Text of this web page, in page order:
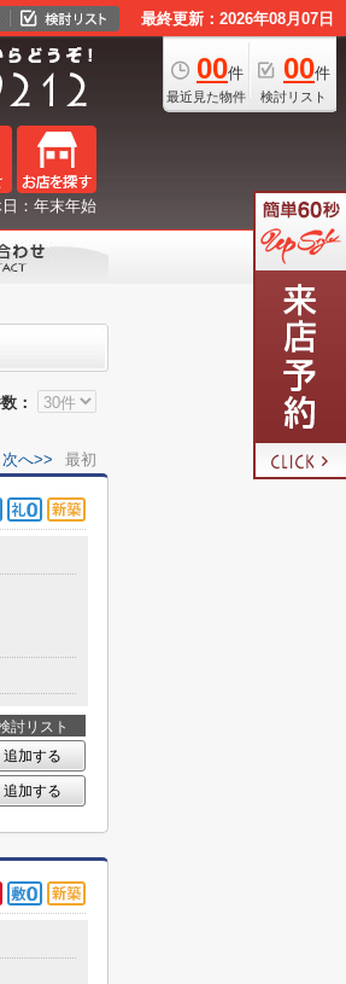
最終更新：2026年08月07日
00件
最近見た物件
00件
検討リスト
：年末年始
：
次へ>> 最初
討リスト
追加する
追加する